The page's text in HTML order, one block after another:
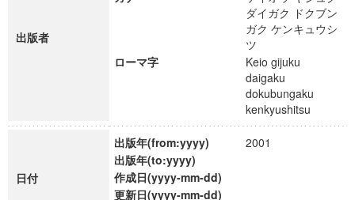
出版者
ダイガク ドクブン
ガク ケンキュウシ
ツ
ローマ字
Keio gijuku
daigaku
dokubungaku
kenkyushitsu
日付
出版年(from:yyyy)
2001
出版年(to:yyyy)
作成日(yyyy-mm-dd)
更新日(yyyy-mm-dd)